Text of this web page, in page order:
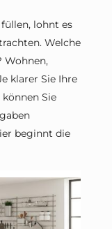
lohnt es
Welche
Wohnen,
klarer Sie Ihre
Sie
beginnt die